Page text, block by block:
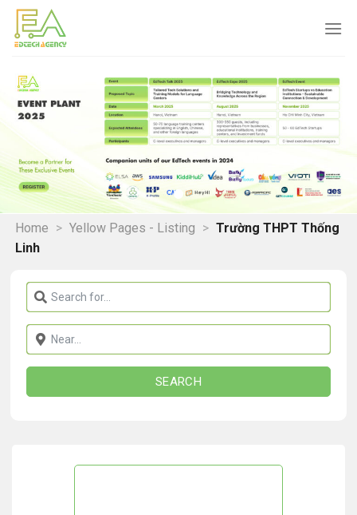
Skip
content
Home > Yellow Pages - Listing > Trường THPT Thống
Linh
SEARCH